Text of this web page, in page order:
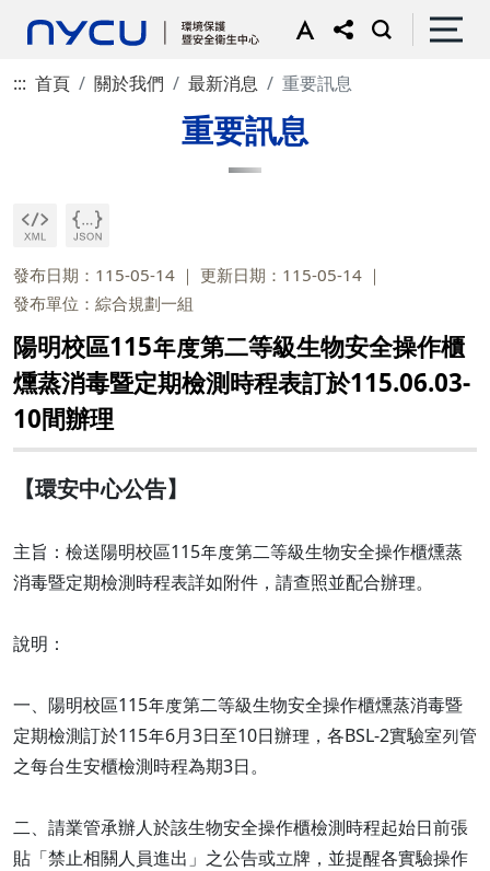
::: 首頁 關於我們 最新消息 重要訊息
重要訊息
發布日期：115-05-14
更新日期：115-05-14
發布單位：綜合規劃一組
陽明校區115年度第二等級生物安全操作櫃
燻蒸消毒暨定期檢測時程表訂於115.06.03-
10間辦理
【環安中心公告】
主旨：檢送陽明校區115年度第二等級生物安全操作櫃燻蒸
消毒暨定期檢測時程表詳如附件，請查照並配合辦理。
說明：
一、陽明校區115年度第二等級生物安全操作櫃燻蒸消毒暨
定期檢測訂於115年6月3日至10日辦理，各BSL-2實驗室列管
之每台生安櫃檢測時程為期3日。
二、請業管承辦人於該生物安全操作櫃檢測時程起始日前張
貼「禁止相關人員進出」之公告或立牌，並提醒各實驗操作